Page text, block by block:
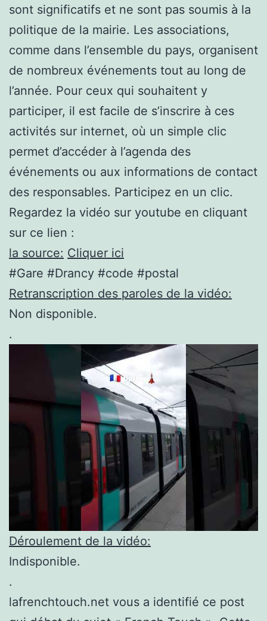
sont significatifs et ne sont pas soumis à la
politique de la mairie. Les associations,
comme dans l’ensemble du pays, organisent
de nombreux événements tout au long de
l’année. Pour ceux qui souhaitent y
participer, il est facile de s’inscrire à ces
activités sur internet, où un simple clic
permet d’accéder à l’agenda des
événements ou aux informations de contact
des responsables. Participez en un clic.
Regardez la vidéo sur youtube en cliquant
sur ce lien :
la source: Cliquer ici
#Gare #Drancy #code #postal
Retranscription des paroles de la vidéo:
Non disponible.
.
Déroulement de la vidéo:
Indisponible.
.
lafrenchtouch.net vous a identifié ce post